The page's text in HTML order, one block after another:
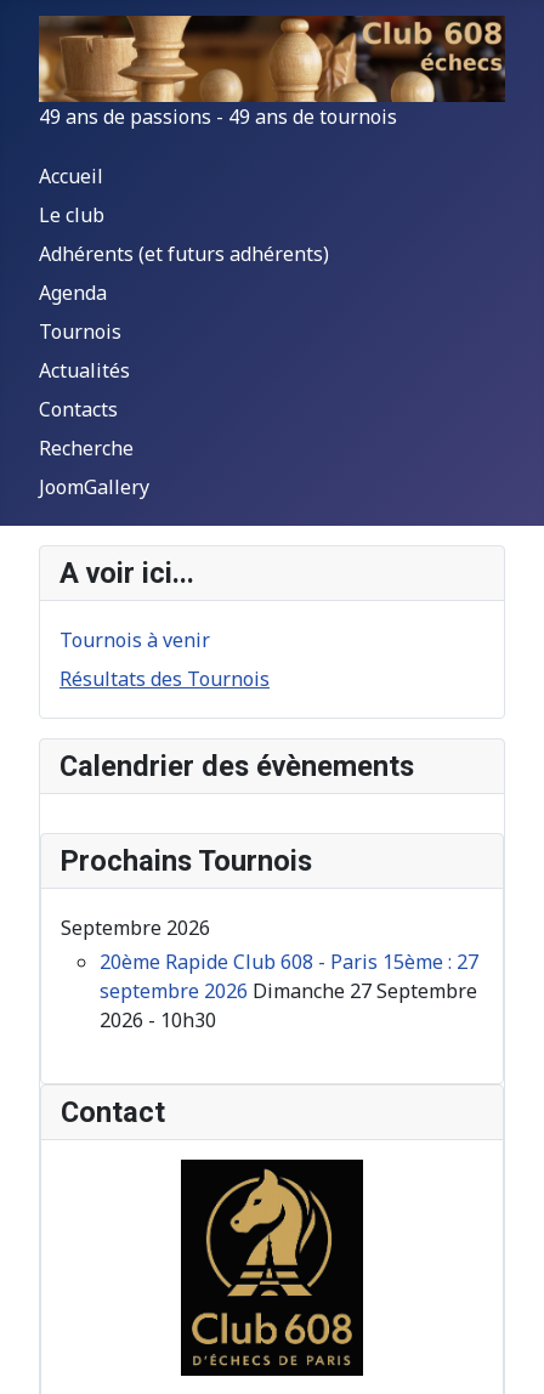
49 ans de passions - 49 ans de tournois
Accueil
Le club
Adhérents (et futurs adhérents)
Agenda
Tournois
Actualités
Contacts
Recherche
JoomGallery
A voir ici...
Tournois à venir
Résultats des Tournois
Calendrier des évènements
Prochains Tournois
Septembre 2026
20ème Rapide Club 608 - Paris 15ème : 27
septembre 2026 Dimanche 27 Septembre
2026 - 10h30
Contact